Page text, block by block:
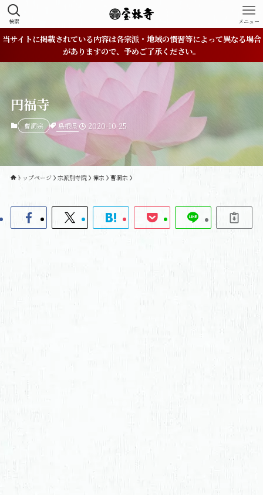
検索 メニュー
当サイトに掲載されている内容は各宗派・地域の慣習等によって異なる場合
がありますので、予めご了承ください。
円福寺
曹洞宗 島根県 2020-10-25
トップページ 宗派別寺院 禅宗 曹洞宗